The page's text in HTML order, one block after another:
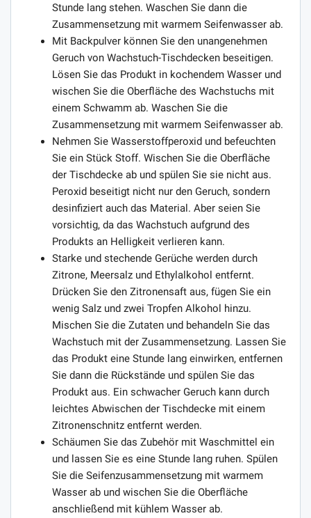
Stunde lang stehen. Waschen Sie dann die
Zusammensetzung mit warmem Seifenwasser ab.
Mit Backpulver können Sie den unangenehmen
Geruch von Wachstuch-Tischdecken beseitigen.
Lösen Sie das Produkt in kochendem Wasser und
wischen Sie die Oberfläche des Wachstuchs mit
einem Schwamm ab. Waschen Sie die
Zusammensetzung mit warmem Seifenwasser ab.
Nehmen Sie Wasserstoffperoxid und befeuchten
Sie ein Stück Stoff. Wischen Sie die Oberfläche
der Tischdecke ab und spülen Sie sie nicht aus.
Peroxid beseitigt nicht nur den Geruch, sondern
desinfiziert auch das Material. Aber seien Sie
vorsichtig, da das Wachstuch aufgrund des
Produkts an Helligkeit verlieren kann.
Starke und stechende Gerüche werden durch
Zitrone, Meersalz und Ethylalkohol entfernt.
Drücken Sie den Zitronensaft aus, fügen Sie ein
wenig Salz und zwei Tropfen Alkohol hinzu.
Mischen Sie die Zutaten und behandeln Sie das
Wachstuch mit der Zusammensetzung. Lassen Sie
das Produkt eine Stunde lang einwirken, entfernen
Sie dann die Rückstände und spülen Sie das
Produkt aus. Ein schwacher Geruch kann durch
leichtes Abwischen der Tischdecke mit einem
Zitronenschnitz entfernt werden.
Schäumen Sie das Zubehör mit Waschmittel ein
und lassen Sie es eine Stunde lang ruhen. Spülen
Sie die Seifenzusammensetzung mit warmem
Wasser ab und wischen Sie die Oberfläche
anschließend mit kühlem Wasser ab.